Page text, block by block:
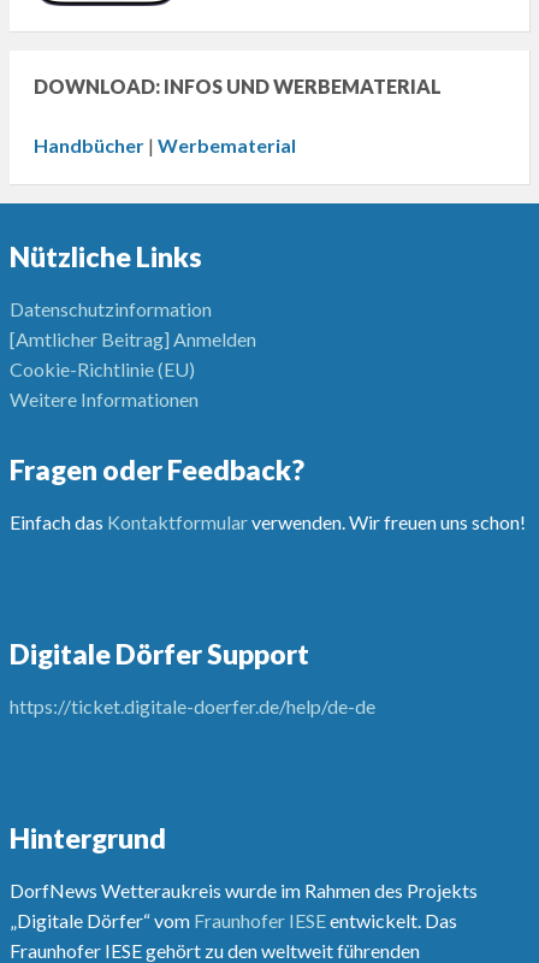
DOWNLOAD: INFOS UND WERBEMATERIAL
Handbücher| Werbematerial
Nützliche Links
Datenschutzinformation
[Amtlicher Beitrag] Anmelden
Cookie-Richtlinie (EU)
Weitere Informationen
Fragen oder Feedback?
Einfach das Kontaktformularverwenden. Wir freuen uns schon!
Digitale Dörfer Support
https://ticket.digitale-doerfer.de/help/de-de
Hintergrund
DorfNews Wetteraukreis wurde im Rahmen des Projekts
„Digitale Dörfer“ vom Fraunhofer IESEentwickelt. Das
Fraunhofer IESE gehört zu den weltweit führenden